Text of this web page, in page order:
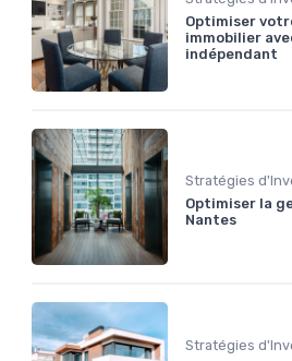
Optimiser
immobilier
indépendant
Optimiser la
Nantes